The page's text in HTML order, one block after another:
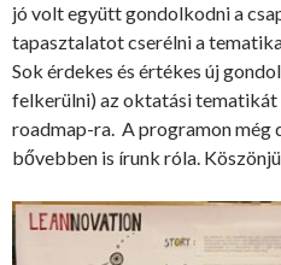
jó volt együtt gondolkodni a
tapasztalatot cserélni a
Sok érdekes és értékes új
felkerülni) az oktatási tematikát
roadmap-ra. A programon még
bővebben is írunk róla.